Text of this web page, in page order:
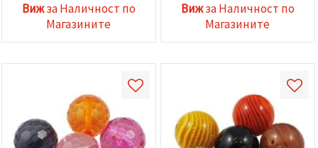
Вижза Наличност по
Магазините
Вижза Наличност по
Магазините